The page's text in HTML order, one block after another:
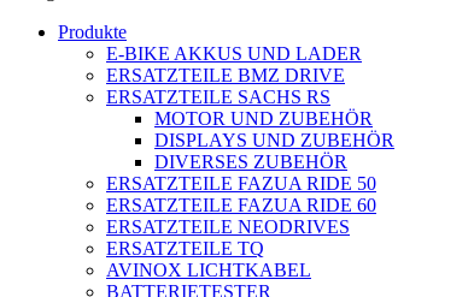
Produkte
E-BIKE AKKUS UND LADER
ERSATZTEILE BMZ DRIVE
ERSATZTEILE SACHS RS
MOTOR UND ZUBEHÖR
DISPLAYS UND ZUBEHÖR
DIVERSES ZUBEHÖR
ERSATZTEILE FAZUA RIDE 50
ERSATZTEILE FAZUA RIDE 60
ERSATZTEILE NEODRIVES
ERSATZTEILE TQ
AVINOX LICHTKABEL
BATTERIETESTER